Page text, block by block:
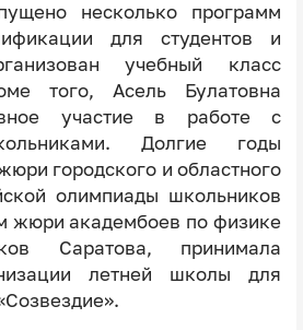
несколько программ
для студентов и
учебный класс
того, Асель Булатовна
участие в работе с
Долгие годы
городского и областного
олимпиады школьников
жюри академбоев по физике
Саратова, принимала
летней школы для